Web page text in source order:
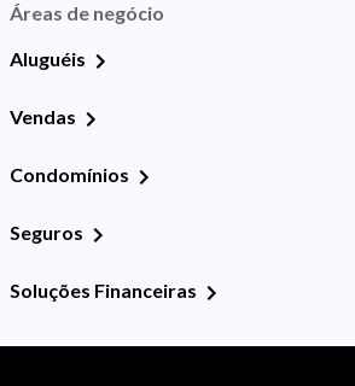
Áreas de negócio
Aluguéis
Vendas
Condomínios
Seguros
Soluções Financeiras